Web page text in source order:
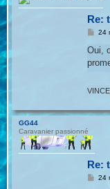
Re:
M
s
a
24
Oui,
GG44
Caravanier passionné
Re:
M24